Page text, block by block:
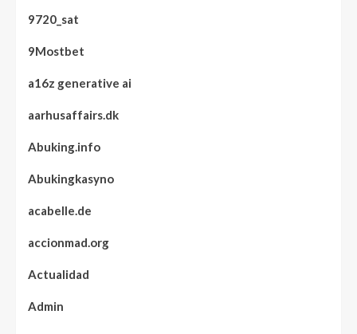
9720_sat
9Mostbet
a16z generative ai
aarhusaffairs.dk
Abuking.info
Abukingkasyno
acabelle.de
accionmad.org
Actualidad
Admin